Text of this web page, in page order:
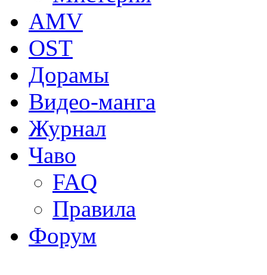
AMV
OST
Дорамы
Видео-манга
Журнал
Чаво
FAQ
Правила
Форум